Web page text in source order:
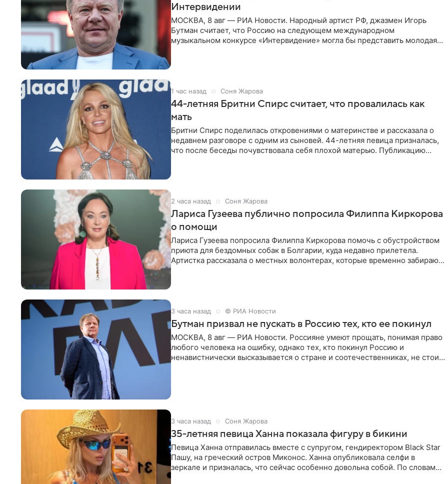
Интервидении
МОСКВА, 8 авг — РИА Новости. Народный артист РФ, джазмен Игорь
Бутман считает, что Россию на следующем международном
музыкальном конкурсе «Интервидение» могла бы представить молодая
1 час назад Соня Жарова
44-летняя Бритни Спирс считает, что провалилась как
мать
Бритни Спирс поделилась откровениями о материнстве и рассказала о
недавнем разговоре с одним из сыновей. 44-летняя певица призналась,
что после беседы почувствовала себя плохой матерью. Публикацию
2 часа назад Соня Жарова
Лариса Гузеева публично попросила Филиппа Киркорова
о помощи
Лариса Гузеева попросила Филиппа Киркорова помочь с обустройством
приюта для бездомных собак в Болгарии, куда недавно прилетела.
Артистка рассказала о местных волонтерах, которые временно забирают
3 часа назад © РИА Новости
Бутман призвал не пускать в Россию тех, кто ее покинул
МОСКВА, 8 авг — РИА Новости. Россияне умеют прощать, понимая право
любого человека на ошибку, однако тех, кто покинул Россию и
ненавистнически высказывается о стране и соотечественниках, не стоит
3 часа назад Соня Жарова
35-летняя певица Ханна показала фигуру в бикини
Певица Ханна отправилась вместе с супругом, гендиректором Black Star
Пашу, на греческий остров Миконос. Ханна опубликовала селфи в
зеркале и призналась, что сейчас особенно довольна собой. По словам